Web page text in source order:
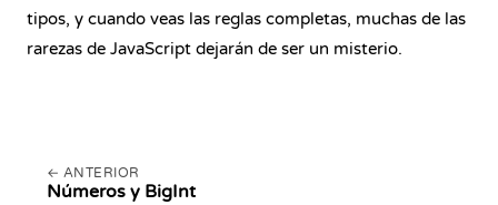
tipos, y cuando veas las reglas completas, muchas de las
rarezas de JavaScript dejarán de ser un misterio.
ANTERIOR
Números y BigInt